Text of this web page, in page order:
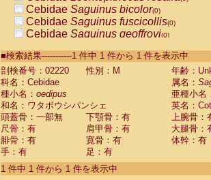
Cebidae Saguinus bicolor(0)
Cebidae Saguinus fuscicollis(0)
Cebidae Saguinus geoffroyi(0)
CebidaeSaguinus labiatus(0)
Cebidae Saguinus leucopus (0)
Cebidae
Cebidae
CebidaeSaguinus nigricollis (1)
Cebidae Saguinus oedipus
Cebidae Saguinus weddelli
Cebidae Saguinusspp.
Cebidae Aotus trivirgatus
Cebidae Cebus albifrons
■検索結果-----------1 件中 1 件から 1 件を表示中
剖検番号：02220
性別：M
年齢：
科名：Cebidae
属名：
種小名： oedipus
亜種小名
和名：ワタボウシパンシェ
英名：
頭蓋骨：一部無
下顎骨：有
上腕骨：
尺骨：有
肩甲骨：有
大腿骨：
腓骨：有
寛骨：有
体幹：有
手：有
足：有
1 件中 1 件から 1 件を表示中